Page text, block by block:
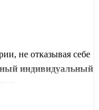
не отказывая себе
индивидуальный
проживанием в